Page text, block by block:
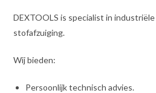
DEXTOOLS is specialist in
stofafzuiging.
Wij bieden:
Persoonlijk technisch advies.